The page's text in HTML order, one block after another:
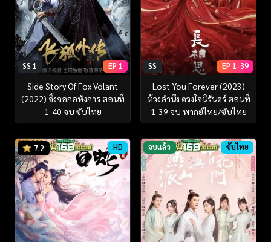
SS 1 EP 1
Side Story Of Fox Volant
(2022) จิ้งจอกอหังการ ตอนที่
1-40 จบ ซับไทย
SS EP 1-39
Lost You Forever (2023)
ห้วงคำนึง ดวงใจนิรันดร์ ตอนที่
1-39 จบ พากย์ไทย/ซับไทย
7.2 HD จบแล้ว ซับไทย